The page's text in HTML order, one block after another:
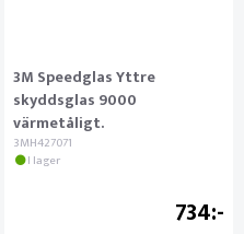
3M Speedglas Yttre
skyddsglas 9000
värmetåligt.
3MH427071
I lager
734